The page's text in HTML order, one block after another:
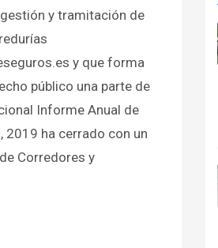
y tramitación de
y que forma
público una parte de
Informe Anual de
2019 ha cerrado con un
Corredores y